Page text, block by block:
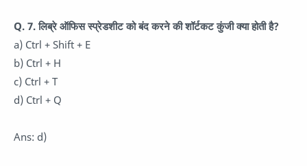
Q. 7. लिब्रे ऑफिस स्प्रेडशीट को बंद करने की शॉर्टकट कुंजी क्या होती है?
a) Ctrl + Shift + E
b) Ctrl + H
c) Ctrl + T
d) Ctrl + Q
Ans: d)